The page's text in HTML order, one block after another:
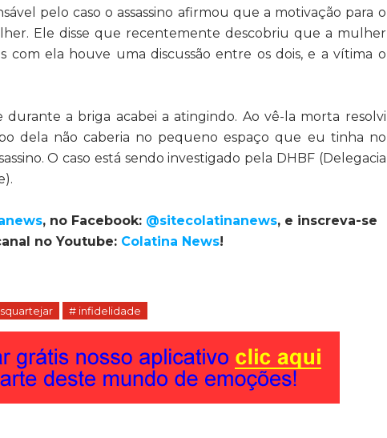
pelo caso o assassino afirmou que a motivação para o
Ele disse que recentemente descobriu que a mulher
com ela houve uma discussão entre os dois, e a vítima o
a briga acabei a atingindo. Ao vê-la morta resolvi
dela não caberia no pequeno espaço que eu tinha no
O caso está sendo investigado pela DHBF (Delegacia
, no Facebook: @sitecolatinanews, e inscreva-se
no Youtube: Colatina News!
# infidelidade